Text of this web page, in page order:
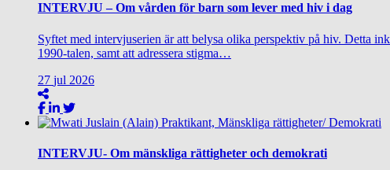
INTERVJU – Om vården för barn som lever med hiv i dag
Syftet med intervjuserien är att belysa olika perspektiv på hiv. Detta
1990-talen, samt att adressera stigma…
27 jul 2026
INTERVJU- Om mänskliga rättigheter och demokrati